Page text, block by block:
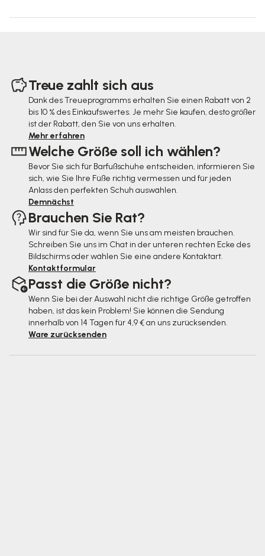
Treue zahlt sich aus
Dank des Treueprogramms erhalten Sie einen Rabatt von 2
bis 10 % des Einkaufswertes. Je mehr Sie kaufen, desto größer
ist der Rabatt, den Sie von uns erhalten.
Mehr erfahren
Welche Größe soll ich wählen?
Bevor Sie sich für Barfußschuhe entscheiden, informieren Sie
sich, wie Sie Ihre Füße richtig vermessen und für jeden
Anlass den perfekten Schuh auswählen.
Demnächst
Brauchen Sie Rat?
Wir sind für Sie da, wenn Sie uns am meisten brauchen.
Schreiben Sie uns im Chat in der unteren rechten Ecke des
Bildschirms oder wählen Sie eine andere Kontaktart.
Kontaktformular
Passt die Größe nicht?
Wenn Sie bei der Auswahl nicht die richtige Größe getroffen
haben, ist das kein Problem! Sie können die Sendung
innerhalb von 14 Tagen für 4,9 € an uns zurücksenden.
Ware zurücksenden